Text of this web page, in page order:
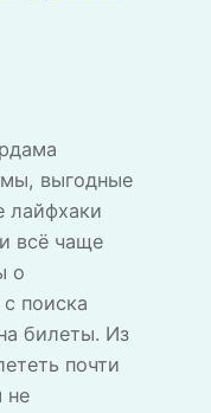
выгодные
лайфхаки
всё чаще
о
поиска
билеты. Из
почти
не